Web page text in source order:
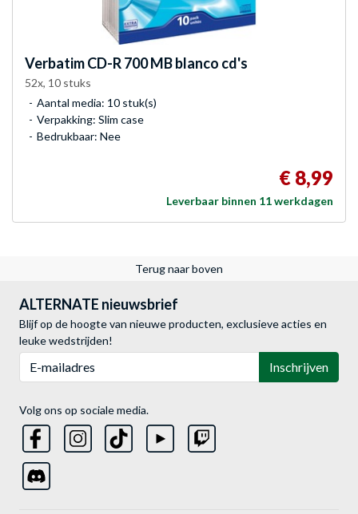
VerbatimCD-R 700 MB blanco cd's
52x, 10 stuks
Aantal media: 10 stuk(s)
Verpakking: Slim case
Bedrukbaar: Nee
€ 8,99
Leverbaar binnen 11 werkdagen
Terug naar boven
ALTERNATE nieuwsbrief
Blijf op de hoogte van nieuwe producten, exclusieve acties en
leuke wedstrijden!
Inschrijven
Volg ons op sociale media.